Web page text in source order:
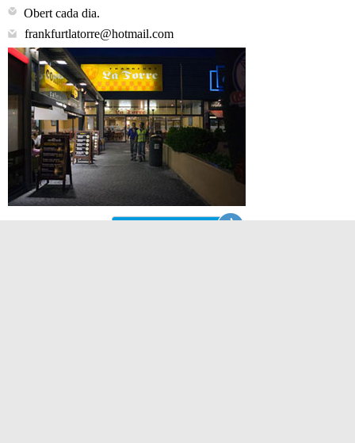
Obert cada dia.
frankfurtlatorre@hotmail.com